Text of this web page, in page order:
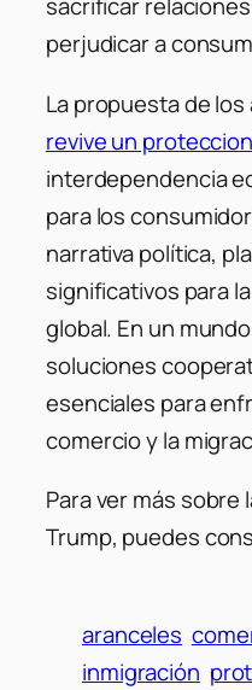
sacrificar
perjudicar a
La propuesta de
revive un
interdependencia
para los
narrativa política,
significativos para
global. En un
soluciones
esenciales para
comercio y la
Para ver más sobre
Trump, puedes
aranceles
inmigración